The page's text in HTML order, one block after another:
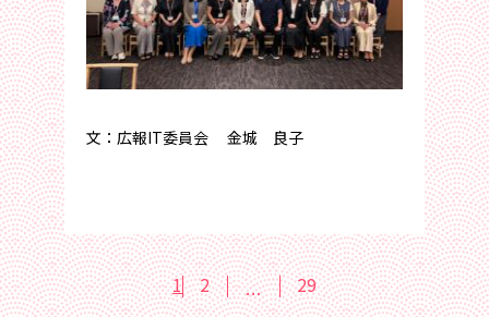
文：広報IT委員会 金城 良子
1 2 … 29